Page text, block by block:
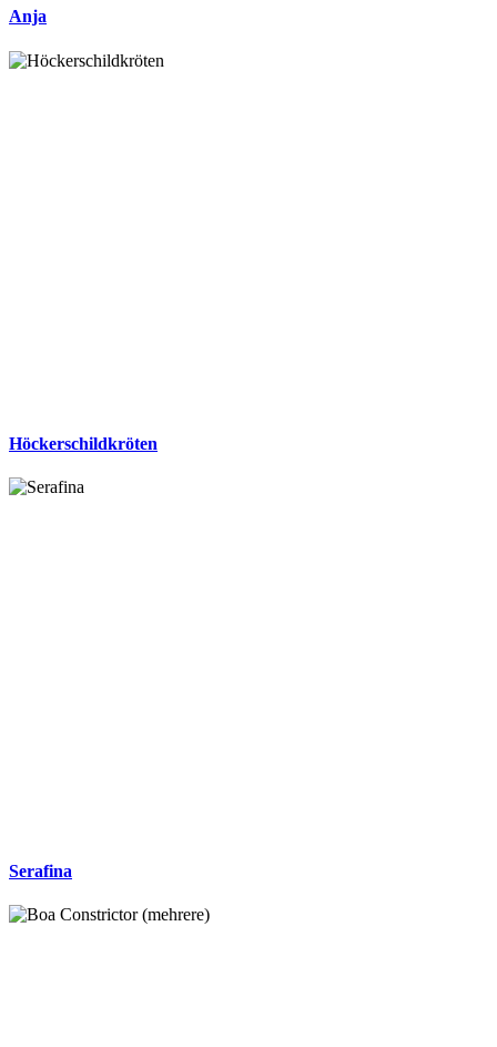
Anja
Höckerschildkröten
Serafina